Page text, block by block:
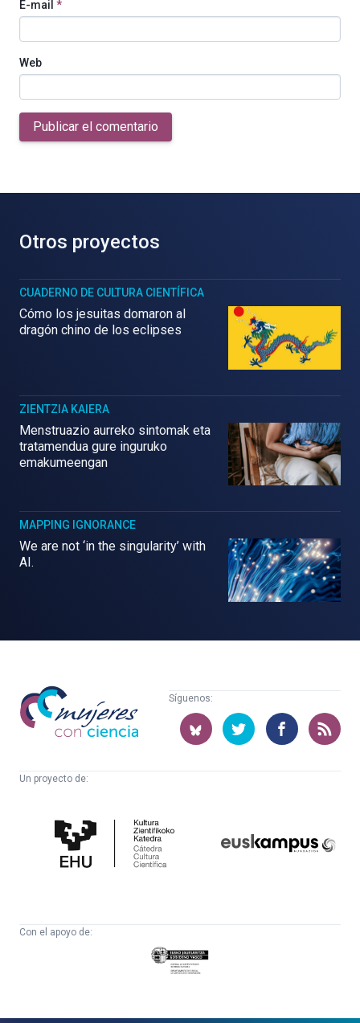
E-mail *
Web
Publicar el comentario
Otros proyectos
CUADERNO DE CULTURA CIENTÍFICA
Cómo los jesuitas domaron al
dragón chino de los eclipses
ZIENTZIA KAIERA
Menstruazio aurreko sintomak eta
tratamendua gure inguruko
emakumeengan
MAPPING IGNORANCE
We are not ‘in the singularity’ with
AI.
Mujeres
con
ciencia
Síguenos:
Un proyecto de:
Cultura
Científica
Con el apoyo de:
Eusko
Jaurlaritza